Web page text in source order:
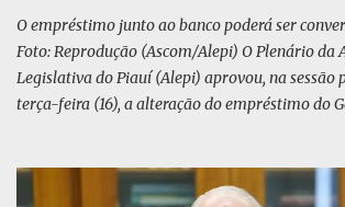
O PL defende uma anistia ampla para todo...
O empréstimo junto ao banco poderá ser
Foto: Reprodução (Ascom/Alepi) O Plenário da
Legislativa do Piauí (Alepi) aprovou, na sessão
terça-feira (16), a alteração do empréstimo do
contrato, presente na lei 8.964/25, é de US$ 392